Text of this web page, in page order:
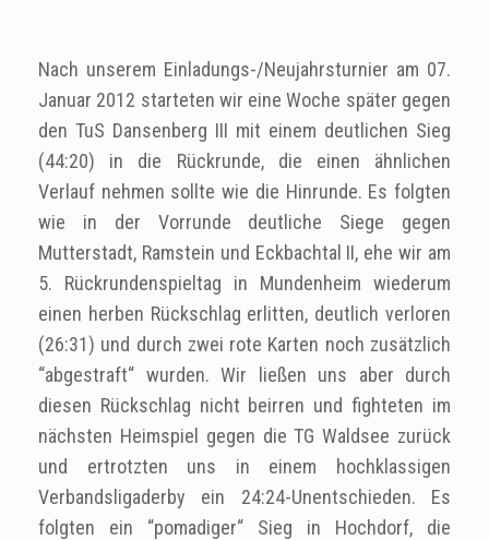
Nach unserem Einladungs-/Neujahrsturnier am 07.
Januar 2012 starteten wir eine Woche später gegen
den TuS Dansenberg III mit einem deutlichen Sieg
(44:20) in die Rückrunde, die einen ähnlichen
Verlauf nehmen sollte wie die Hinrunde. Es folgten
wie in der Vorrunde deutliche Siege gegen
Mutterstadt, Ramstein und Eckbachtal II, ehe wir am
5. Rückrundenspieltag in Mundenheim wiederum
einen herben Rückschlag erlitten, deutlich verloren
(26:31) und durch zwei rote Karten noch zusätzlich
“abgestraft“ wurden. Wir ließen uns aber durch
diesen Rückschlag nicht beirren und fighteten im
nächsten Heimspiel gegen die TG Waldsee zurück
und ertrotzten uns in einem hochklassigen
Verbandsligaderby ein 24:24-Unentschieden. Es
folgten ein “pomadiger“ Sieg in Hochdorf, die